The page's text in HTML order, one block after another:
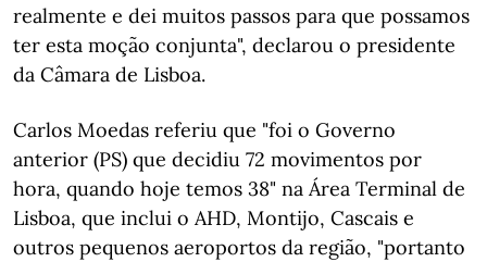
realmente e dei muitos passos para que possamos
ter esta moção conjunta", declarou o presidente
da Câmara de Lisboa.
Carlos Moedas referiu que "foi o Governo
anterior (PS) que decidiu 72 movimentos por
hora, quando hoje temos 38" na Área Terminal de
Lisboa, que inclui o AHD, Montijo, Cascais e
outros pequenos aeroportos da região, "portanto